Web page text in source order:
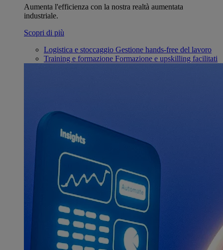
Aumenta l'efficienza con la nostra realtà aumentata
industriale.
Scopri di più
Logistica e stoccaggio Gestione hands-free del lavoro
Training e formazione Formazione e upskilling facilitati